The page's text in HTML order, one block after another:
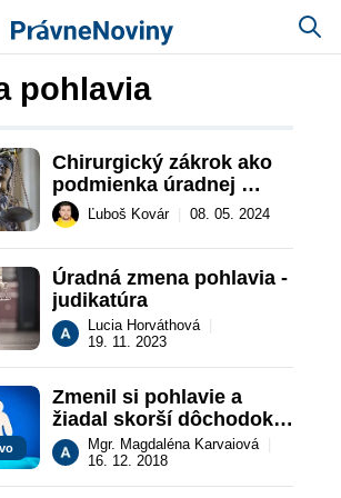
pohlavia
Chirurgický zákrok ako
podmienka úradnej
zmeny pohlavia
neobstál pred Ústavným
súdom
Ľuboš Kovár 08. 05. 2024
Úradná zmena pohlavia -
judikatúra
Lucia Horváthová
19. 11. 2023
Zmenil si pohlavie a
žiadal skorší dôchodok
patriaci ženám
Mgr. Magdaléna Karvaiová
16. 12. 2018